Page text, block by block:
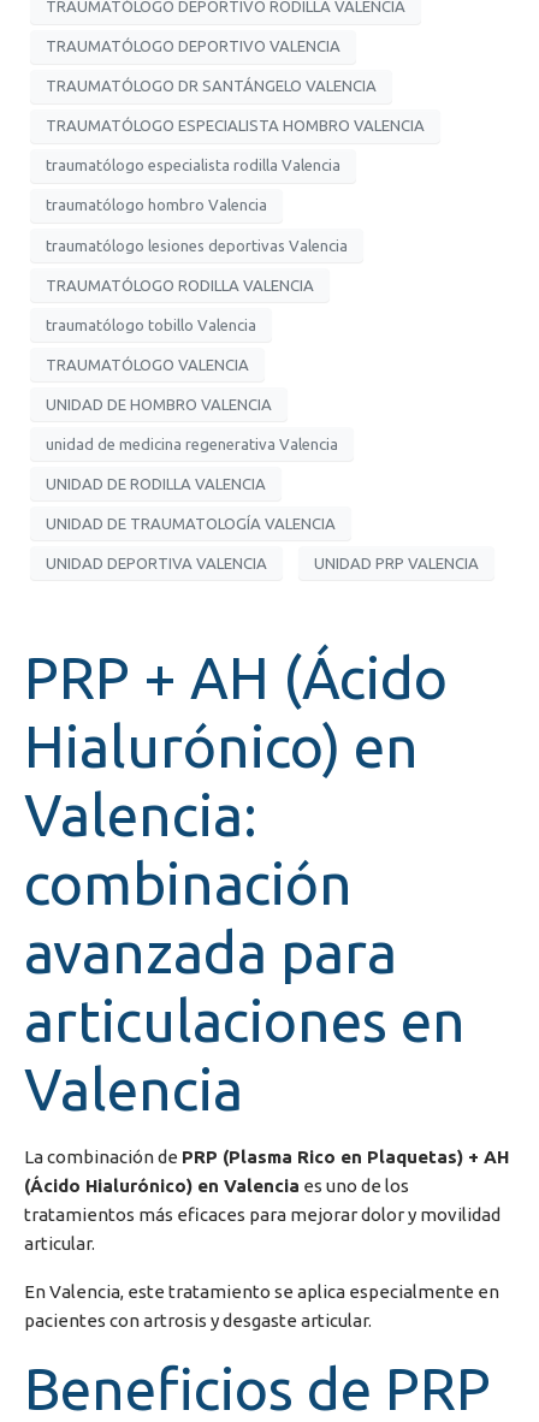
TRAUMATÓLOGO DEPORTIVO RODILLA VALENCIA
TRAUMATÓLOGO DEPORTIVO VALENCIA
TRAUMATÓLOGO DR SANTÁNGELO VALENCIA
TRAUMATÓLOGO ESPECIALISTA HOMBRO VALENCIA
traumatólogo especialista rodilla Valencia
traumatólogo hombro Valencia
traumatólogo lesiones deportivas Valencia
TRAUMATÓLOGO RODILLA VALENCIA
traumatólogo tobillo Valencia
TRAUMATÓLOGO VALENCIA
UNIDAD DE HOMBRO VALENCIA
unidad de medicina regenerativa Valencia
UNIDAD DE RODILLA VALENCIA
UNIDAD DE TRAUMATOLOGÍA VALENCIA
UNIDAD DEPORTIVA VALENCIA UNIDAD PRP VALENCIA
PRP + AH (Ácido
Hialurónico) en
Valencia:
combinación
avanzada para
articulaciones en
Valencia
La combinación de PRP (Plasma Rico en Plaquetas) + AH
(Ácido Hialurónico) en Valencia es uno de los
tratamientos más eficaces para mejorar dolor y movilidad
articular.
EnValencia, este tratamiento se aplica especialmente en
pacientes con artrosis y desgaste articular.
Beneficios de PRP